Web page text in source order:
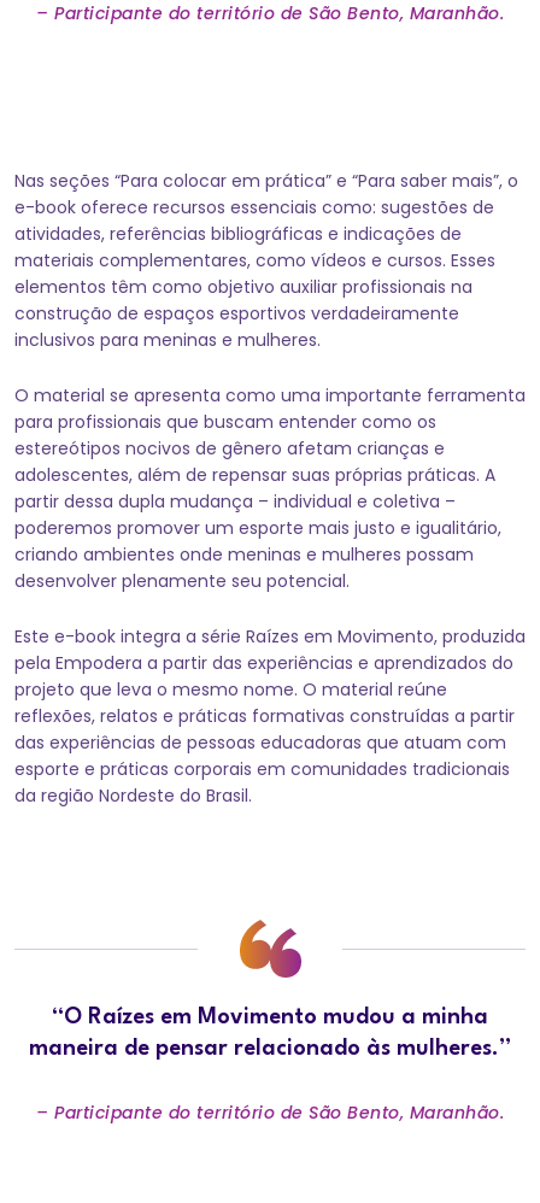
– Participante do território de São Bento, Maranhão.
Nas seções “Para colocar em prática” e “Para saber mais”, o
e-book oferece recursos essenciais como: sugestões de
atividades, referências bibliográficas e indicações de
materiais complementares, como vídeos e cursos. Esses
elementos têm como objetivo auxiliar profissionais na
construção de espaços esportivos verdadeiramente
inclusivos para meninas e mulheres.
O material se apresenta como uma importante ferramenta
para profissionais que buscam entender como os
estereótipos nocivos de gênero afetam crianças e
adolescentes, além de repensar suas próprias práticas. A
partir dessa dupla mudança – individual e coletiva –
poderemos promover um esporte mais justo e igualitário,
criando ambientes onde meninas e mulheres possam
desenvolver plenamente seu potencial.
Este e-book integra a série Raízes em Movimento, produzida
pela Empodera a partir das experiências e aprendizados do
projeto que leva o mesmo nome. O material reúne
reflexões, relatos e práticas formativas construídas a partir
das experiências de pessoas educadoras que atuam com
esporte e práticas corporais em comunidades tradicionais
da região Nordeste do Brasil.
“O Raízes em Movimento mudou a minha
maneira de pensar relacionado às mulheres.”
– Participante do território de São Bento, Maranhão.